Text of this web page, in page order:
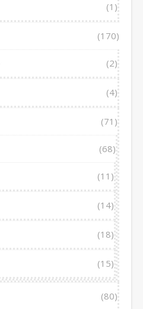
(1)
(170)
(2)
(4)
(71)
(68)
(11)
(14)
(18)
(15)
(80)